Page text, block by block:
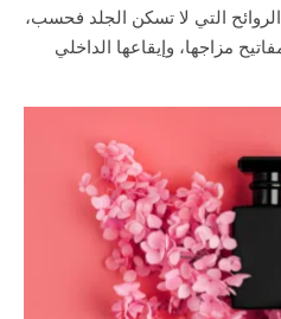
التي لا تسكن الجلد فحسب،
مزاجها، وإيقاعها الداخلي